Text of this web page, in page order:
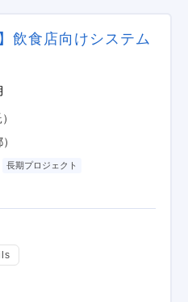
飲食店向けシステム
長期プロジェクト